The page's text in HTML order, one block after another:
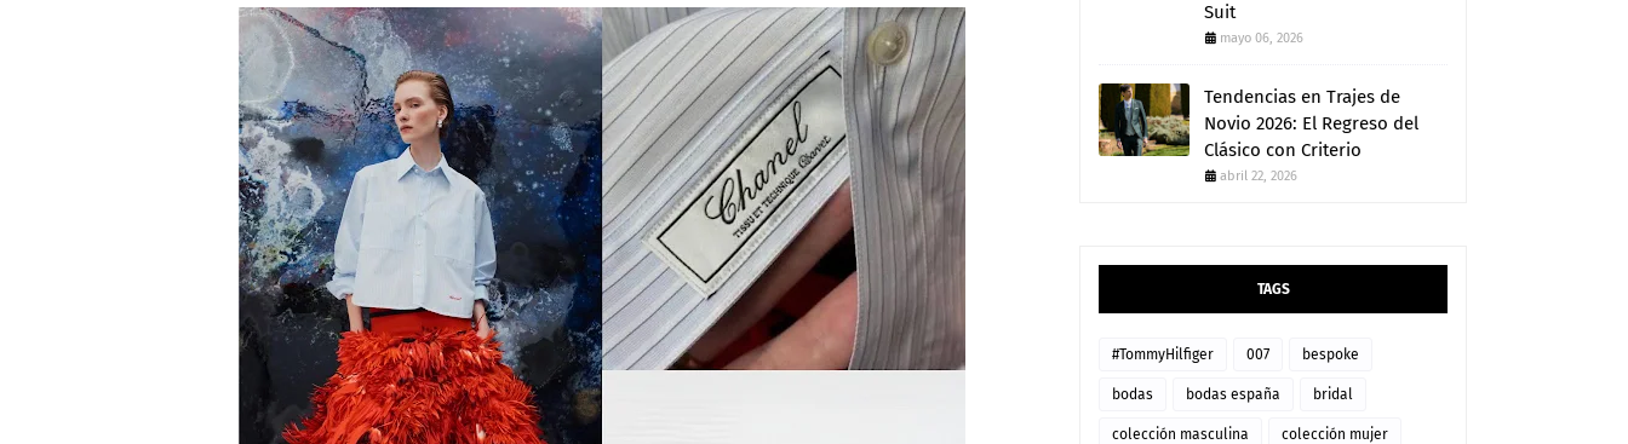
Suit
mayo 06, 2026
Tendencias en Trajes de
Novio 2026: El Regreso del
Clásico con Criterio
abril 22, 2026
TAGS
#TommyHilfiger 007 bespoke
bodas bodas españa bridal
colección masculina colección mujer